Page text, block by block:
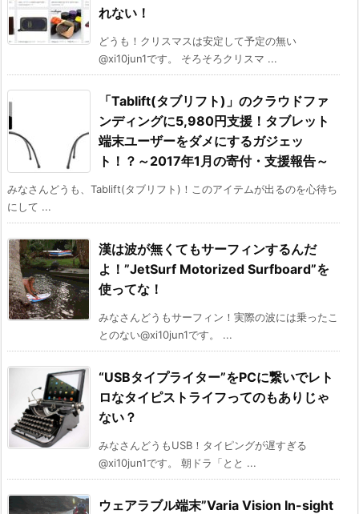
れない！
どうも！クリスマスは安定して予定の無い
@xi10jun1です。 そろそろクリスマ ...
「Tablift(タブリフト)」のクラウドファ
ンディングに5,980円支援！タブレット
端末ユーザーをダメにするガジェッ
ト！？～2017年1月の寄付・支援報告～
みなさんどうも、Tablift(タブリフト)！このアイテムが出るのを心待ち
にして ...
漢は波が無くてもサーフィンするんだ
よ！”JetSurf Motorized Surfboard”を
使ってな！
みなさんどうもサーフィン！実際の波には乗ったこ
とのない@xi10jun1です。 ...
“USBタイプライター”をPCに繋いでレト
ロなタイピストライフってのもありじゃ
ない？
みなさんどうもUSB！タイピングが遅すぎる
@xi10jun1です。 朝ドラ「とと ...
ウェアラブル端末”Varia Vision In-sight